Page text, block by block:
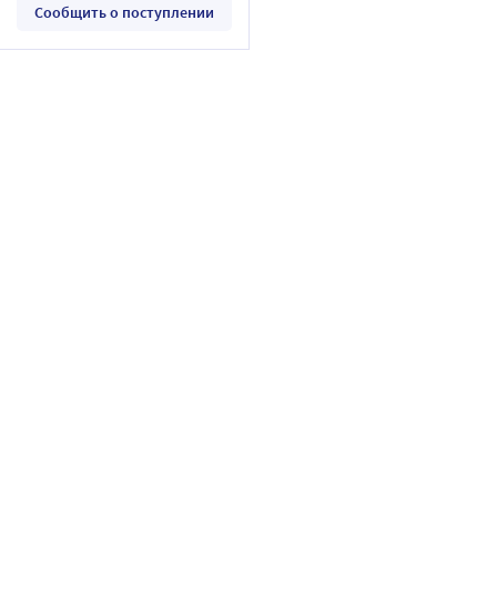
Сообщить о поступлении